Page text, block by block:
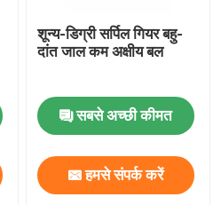
शून्य-डिग्री सर्पिल गियर बहु-
दांत जाल कम अक्षीय बल
सबसे अच्छी कीमत
हमसे संपर्क करें